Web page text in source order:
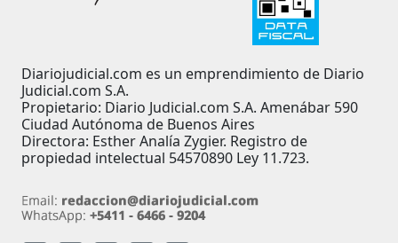
Diariojudicial.com es un emprendimiento de Diario
Judicial.com S.A.
Propietario: Diario Judicial.com S.A. Amenábar 590
Ciudad Autónoma de Buenos Aires
Directora: Esther Analía Zygier. Registro de
propiedad intelectual 54570890 Ley 11.723.